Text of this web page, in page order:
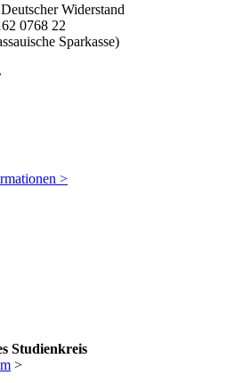
Widerstand
0768 22
Sparkasse)
>
Studienkreis
>